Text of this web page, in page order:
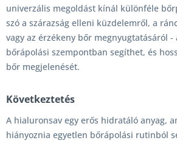
univerzális megoldást kínál különféle
szó a szárazság elleni küzdelemről, a
vagy az érzékeny bőr megnyugtatásáról -
bőrápolási szempontban segíthet, és
bőr megjelenését.
Következtetés
A hialuronsav egy erős hidratáló anyag,
hiányoznia egyetlen bőrápolási rutinból